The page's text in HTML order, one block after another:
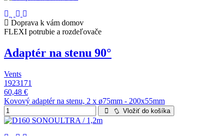
Doprava k vám domov
FLEXI potrubie a rozdeľovače
Adaptér na stenu 90°
Vents
1923171
60,48 €
Kovový adaptér na stenu, 2 x ø75mm - 200x55mm
Vložiť do košíka